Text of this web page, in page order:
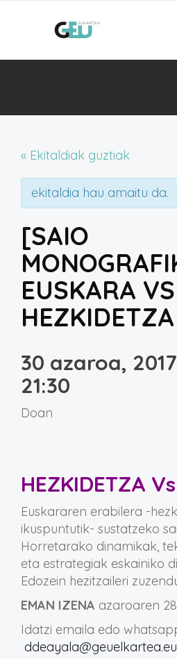
« Ekitaldiak guztiak
ekitaldia hau amaitu da.
[SAIO
EUSKARA VS
HEZKIDETZA
30 azaroa,
21:30
Doan
HEZKIDETZA
Euskararen erabilera -
ikuspuntutik- sustatzeko
Horretarako dinamikak,
eta estrategiak eskainiko
Edozein hezitzaileri
EMAN IZENA azaroaren
Idatzi emaila edo